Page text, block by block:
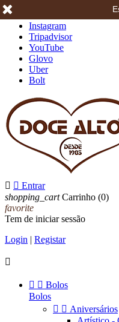
Instagram
Tripadvisor
YouTube
Glovo
Uber
Bolt
  Entrar
shopping_cart Carrinho (0)
favorite
Tem de iniciar sessão
Login | Registar

  Bolos
Bolos
  Aniversários